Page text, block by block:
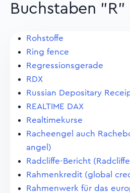
Buchstaben "R"
Rohstoffe
Ring fence
Regressionsgerade
RDX
Russian Depositary
REALTIME DAX
Realtimekurse
Racheengel auch
angel)
Radcliffe-Bericht
Rahmenkredit (global
Rahmenwerk für das